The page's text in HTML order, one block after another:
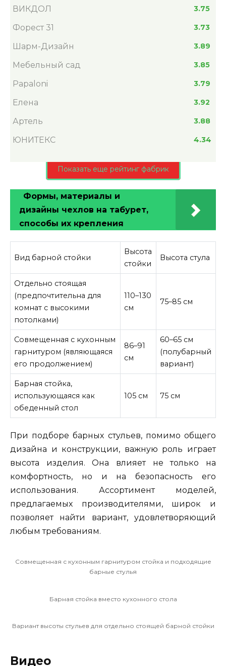
ВИКДОЛ 3.75
Форест 31 3.73
Шарм-Дизайн 3.89
Мебельный сад 3.85
Papaloni 3.79
Елена 3.92
Артель 3.88
ЮНИТЕКС 4.34
Показать еще рейтинг фабрик
Формы, материалы и
дизайны чехлов на табурет,
способы их крепления
Вид барной стойки
Высота
стойки
Высота стула
Отдельно стоящая
(предпочтительна для
комнат с высокими
потолками)
110–130
см
75–85 см
Совмещенная с кухонным
гарнитуром (являющаяся
его продолжением)
86–91
см
60–65 см
(полубарный
вариант)
Барная стойка,
использующаяся как
обеденный стол
105 см 75 см
При подборе барных стульев, помимо общего
дизайна и конструкции, важную роль играет
высота изделия. Она влияет не только на
комфортность, но и на безопасность его
использования. Ассортимент моделей,
предлагаемых производителями, широк и
позволяет найти вариант, удовлетворяющий
любым требованиям.
Совмещенная с кухонным гарнитуром стойка и подходящие
барные стулья
Барная стойка вместо кухонного стола
Вариант высоты стульев для отдельно стоящей барной стойки
Видео